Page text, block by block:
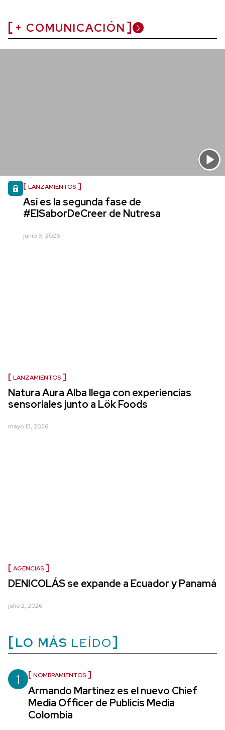
+ COMUNICACIÓN
LANZAMIENTOS
Así es la segunda fase de
#ElSaborDeCreer de Nutresa
junio 9, 2026
LANZAMIENTOS
Natura Aura Alba llega con experiencias
sensoriales junto a Lök Foods
mayo 13, 2026
AGENCIAS
DENICOLÁS se expande a Ecuador y Panamá
julio 2, 2026
LO MÁS LEÍDO
1 NOMBRAMIENTOS
Armando Martínez es el nuevo Chief
Media Officer de Publicis Media
Colombia